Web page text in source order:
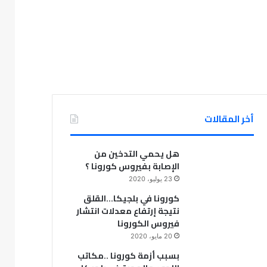
أخر المقالات
هل يحمي التدخين من
الإصابة بفيروس كورونا ؟
23 يوليو، 2020
كورونا في بلجيكا…القلق
نتيجة إرتفاع معدلات انتشار
فيروس الكورونا
20 مايو، 2020
بسبب أزمة كورونا ..مكاتب